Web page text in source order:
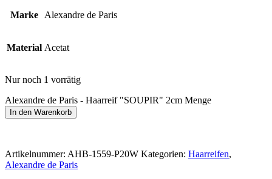
Marke Alexandre de Paris
Material Acetat
Nur noch 1 vorrätig
Alexandre de Paris - Haarreif "SOUPIR" 2cm Menge
In den Warenkorb
Artikelnummer: AHB-1559-P20W Kategorien: Haarreifen,
Alexandre de Paris